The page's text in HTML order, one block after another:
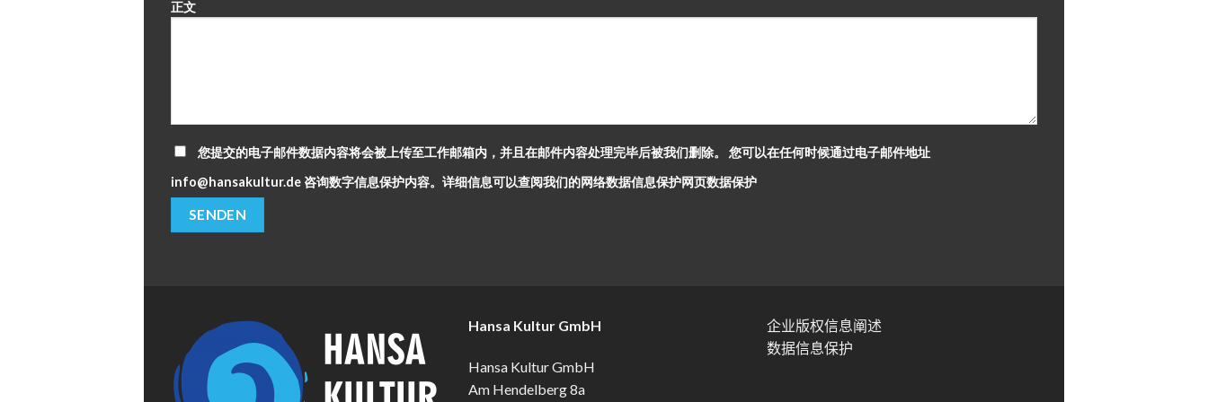
正文
您提交的电子邮件数据内容将会被上传至工作邮箱内，并且在邮件内容处理完毕后被我们删除。 您可以在任何时候通过电子邮件地址
info@hansakultur.de 咨询数字信息保护内容。详细信息可以查阅我们的网络数据信息保护网页数据保护
Hansa Kultur GmbH
Hansa Kultur GmbH
Am Hendelberg 8a
企业版权信息阐述
数据信息保护